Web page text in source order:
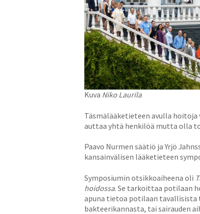
Kuva Niko Laurila
Täsmälääketieteen avulla hoitoja
auttaa yhtä henkilöä mutta olla
Paavo Nurmen säätiö ja Yrjö
kansainvälisen lääketieteen
Symposiumin otsikkoaiheena oli
hoidossa. Se tarkoittaa potilaan
apuna tietoa potilaan
bakteerikannasta, tai sairauden